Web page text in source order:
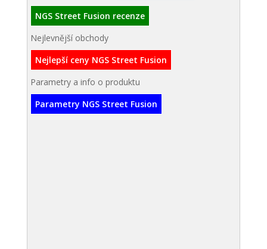
NGS Street Fusion recenze
Nejlevnější obchody
Nejlepší ceny NGS Street Fusion
Parametry a info o produktu
Parametry NGS Street Fusion